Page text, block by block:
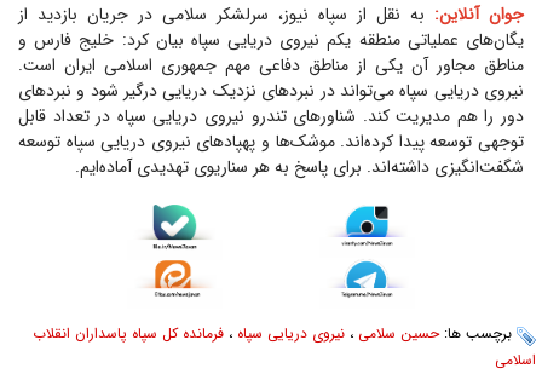
جوان آنلاین: به نقل از سپاه نیوز، سرلشکر سلامی در جریان بازدید از
یگان‌های عملیاتی منطقه یکم نیروی دریایی سپاه بیان کرد: خلیج فارس و
مناطق مجاور آن یکی از مناطق دفاعی مهم جمهوری اسلامی ایران است.
نیروی دریایی سپاه می‌تواند در نبرد‌های نزدیک دریایی درگیر شود و نبرد‌های
دور را هم مدیریت کند. شناور‌های تندرو نیروی دریایی سپاه در تعداد قابل
توجهی توسعه پیدا کرده‌اند. موشک‌ها و پهپاد‌های نیروی دریایی سپاه توسعه
شگفت‌انگیزی داشته‌اند. برای پاسخ به هر سناریوی تهدیدی آماده‌ایم.
برچسب ها:حسین سلامی ، نیروی دریایی سپاه ، فرمانده کل سپاه پاسداران انقلاب
اسلامی